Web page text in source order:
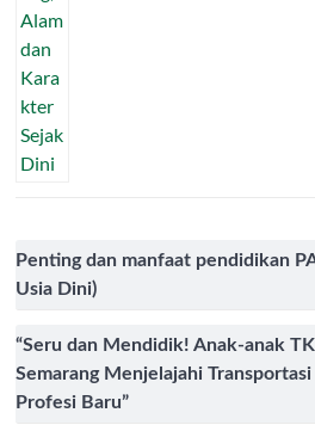
Penting dan manfaat pendidikan
Usia Dini)
“Seru dan Mendidik! Anak-anak
Semarang Menjelajahi
Profesi Baru”